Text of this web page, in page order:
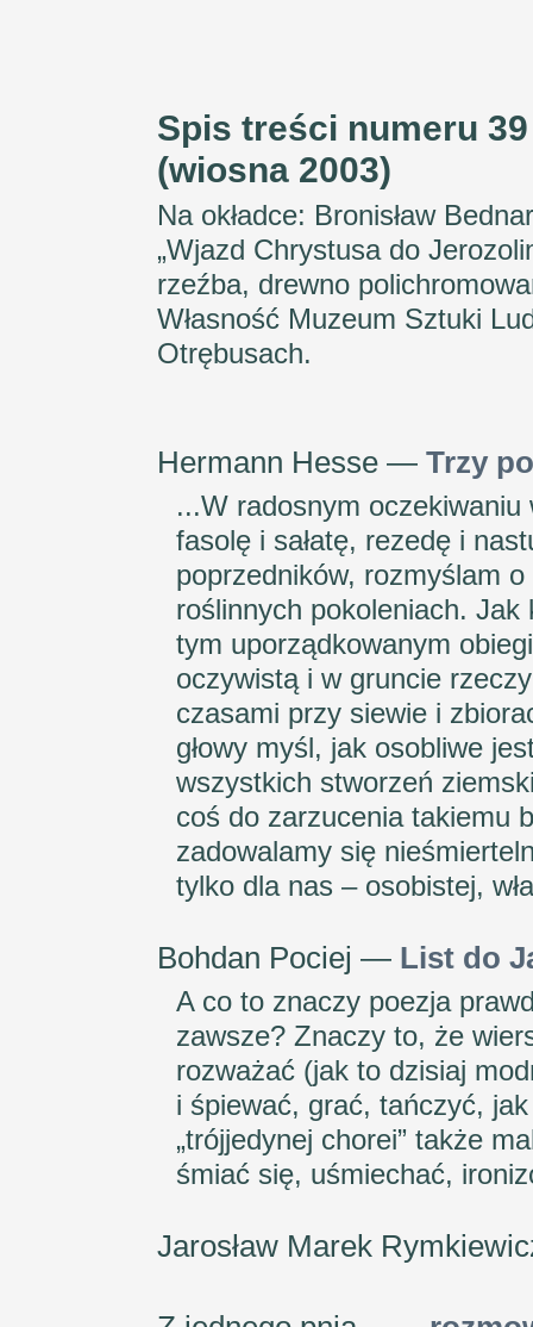
Spis treści numeru 39
(wiosna 2003)
Na okładce: Bronisław
„Wjazd Chrystusa do
rzeźba, drewno
Własność Muzeum Sztuki
Otrębusach.
Hermann Hesse — Trzy
...W radosnym
fasolę i sałatę, rezedę i
poprzedników, rozmyślam
roślinnych pokoleniach.
tym uporządkowanym
oczywistą i w gruncie
czasami przy siewie i
głowy myśl, jak osobliwe
wszystkich stworzeń
coś do zarzucenia takiemu
zadowalamy się
tylko dla nas – osobistej,
Bohdan Pociej — List do
A co to znaczy poezja
zawsze? Znaczy to, że
rozważać (jak to dzisiaj
i śpiewać, grać, tańczyć,
„trójjedynej chorei” także
śmiać się, uśmiechać,
Jarosław Marek